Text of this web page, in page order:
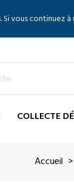
vous continuez
COLLECTE
Accueil >